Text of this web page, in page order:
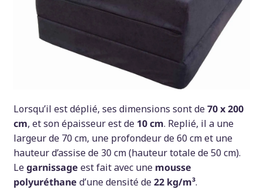
Lorsqu’il est déplié, ses dimensions sont de70 x 200
cm, et son épaisseur est de 10 cm. Replié, il a une
largeur de 70 cm, une profondeur de 60 cm et une
hauteur d’assise de 30 cm (hauteur totale de 50 cm).
Legarnissage est fait avec une mousse
polyuréthane d’une densité de22 kg/m³.